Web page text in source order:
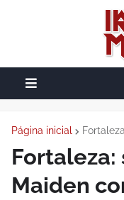
Página inicial Fortaleza
Fortaleza:
Maiden